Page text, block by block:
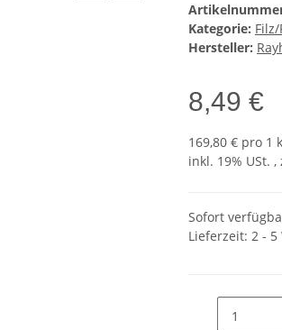
Kategorie:
Hersteller:
8,49 €
169,80 € pro 1
inkl. 19% USt. ,
Sofort
Lieferzeit: 2 - 5